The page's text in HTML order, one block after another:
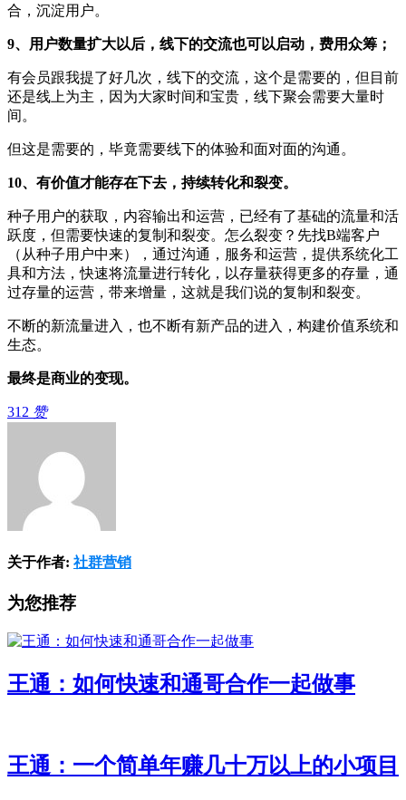
合，沉淀用户。
9、用户数量扩大以后，线下的交流也可以启动，费用众筹；
有会员跟我提了好几次，线下的交流，这个是需要的，但目前
还是线上为主，因为大家时间和宝贵，线下聚会需要大量时
间。
但这是需要的，毕竟需要线下的体验和面对面的沟通。
10、有价值才能存在下去，持续转化和裂变。
种子用户的获取，内容输出和运营，已经有了基础的流量和活
跃度，但需要快速的复制和裂变。怎么裂变？先找B端客户
（从种子用户中来），通过沟通，服务和运营，提供系统化工
具和方法，快速将流量进行转化，以存量获得更多的存量，通
过存量的运营，带来增量，这就是我们说的复制和裂变。
不断的新流量进入，也不断有新产品的进入，构建价值系统和
生态。
最终是商业的变现。
312 赞
关于作者: 社群营销
为您推荐
王通：如何快速和通哥合作一起做事
王通：一个简单年赚几十万以上的小项目